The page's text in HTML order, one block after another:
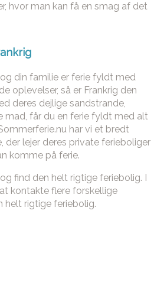
hvor man kan få en smag af det
din familie er ferie fyldt med
oplevelser, så er Frankrig den
deres dejlige sandstrande,
mad, får du en ferie fyldt med alt
har vi et bredt
der lejer deres private ferieboliger
komme på ferie.
find den helt rigtige feriebolig. I
kontakte flere forskellige
helt rigtige feriebolig.